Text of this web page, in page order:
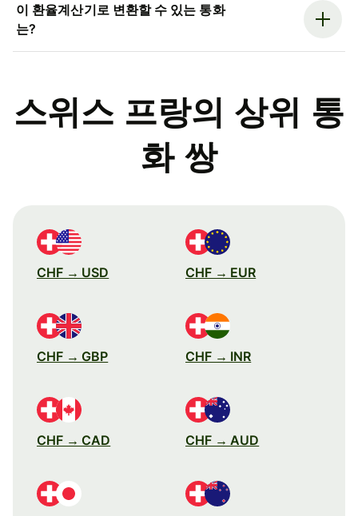
이 환율계산기로 변환할 수 있는 통화
는?
스위스 프랑의 상위 통
화 쌍
CHF → USD CHF → EUR
CHF → GBP CHF → INR
CHF → CAD CHF → AUD